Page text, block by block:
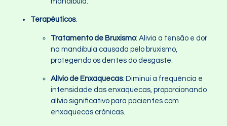
Terapêuticos:
Tratamento de Bruxismo: Alivia a tensão e dor
na mandíbula causada pelo bruxismo,
protegendo os dentes do desgaste.
Alívio de Enxaquecas: Diminui a frequência e
intensidade das enxaquecas, proporcionando
alívio significativo para pacientes com
enxaquecas crônicas.